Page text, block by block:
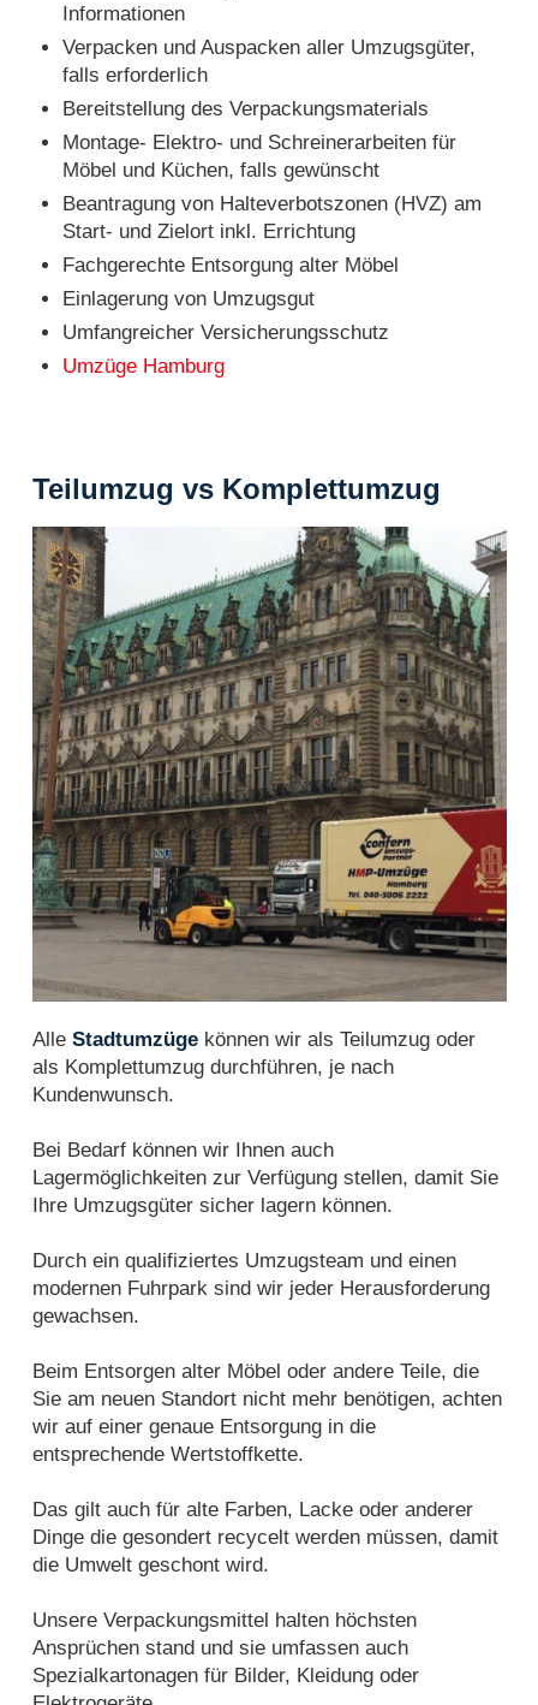
Informationen
Verpacken und Auspacken aller Umzugsgüter,
falls erforderlich
Bereitstellung des Verpackungsmaterials
Montage- Elektro- und Schreinerarbeiten für
Möbel und Küchen, falls gewünscht
Beantragung von Halteverbotszonen (HVZ) am
Start- und Zielort inkl. Errichtung
Fachgerechte Entsorgung alter Möbel
Einlagerung von Umzugsgut
Umfangreicher Versicherungsschutz
Umzüge Hamburg
Teilumzug vs Komplettumzug
Alle Stadtumzüge können wir als Teilumzug oder
als Komplettumzug durchführen, je nach
Kundenwunsch.
Bei Bedarf können wir Ihnen auch
Lagermöglichkeiten zur Verfügung stellen, damit Sie
Ihre Umzugsgüter sicher lagern können.
Durch ein qualifiziertes Umzugsteam und einen
modernen Fuhrpark sind wir jeder Herausforderung
gewachsen.
Beim Entsorgen alter Möbel oder andere Teile, die
Sie am neuen Standort nicht mehr benötigen, achten
wir auf einer genaue Entsorgung in die
entsprechende Wertstoffkette.
Das gilt auch für alte Farben, Lacke oder anderer
Dinge die gesondert recycelt werden müssen, damit
die Umwelt geschont wird.
Unsere Verpackungsmittel halten höchsten
Ansprüchen stand und sie umfassen auch
Spezialkartonagen für Bilder, Kleidung oder